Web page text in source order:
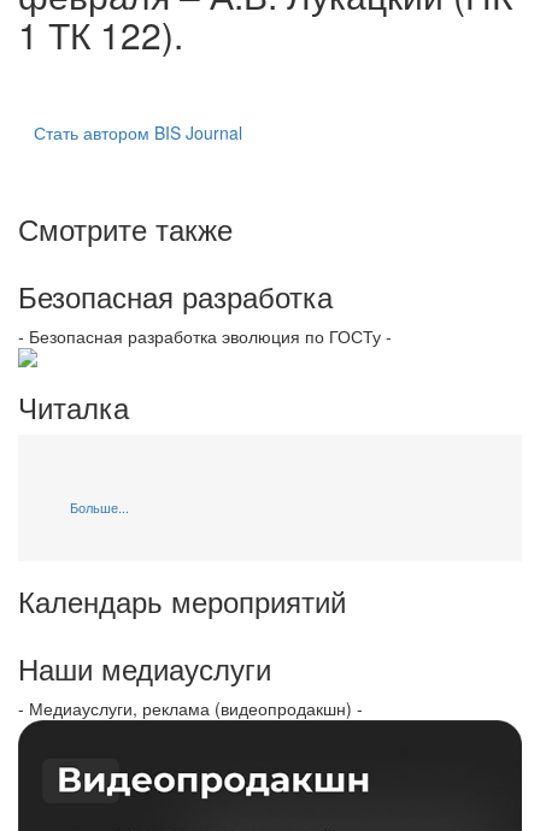
1 ТК 122).
Стать автором BIS Journal
Смотрите также
Безопасная разработка
- Безопасная разработка эволюция по ГОСТу -
Читалка
Больше...
Календарь мероприятий
Наши медиауслуги
- Медиауслуги, реклама (видеопродакшн) -